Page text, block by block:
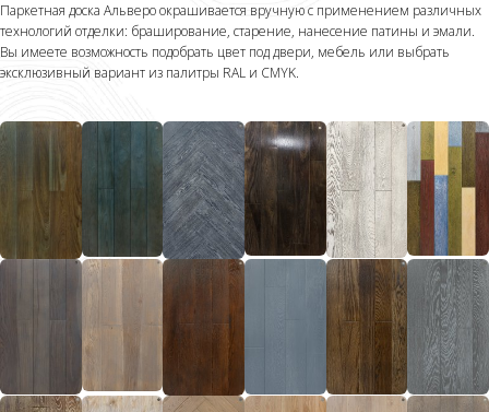
Паркетная доска Альверо окрашивается вручную с применением различных
технологий отделки: браширование, старение, нанесение патины и эмали.
Вы имеете возможность подобрать цвет под двери, мебель или выбрать
эксклюзивный вариант из палитры RAL и CMYK.